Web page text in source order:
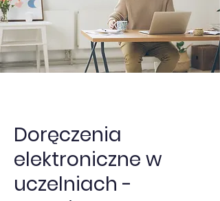
Doręczenia
elektroniczne w
uczelniach -